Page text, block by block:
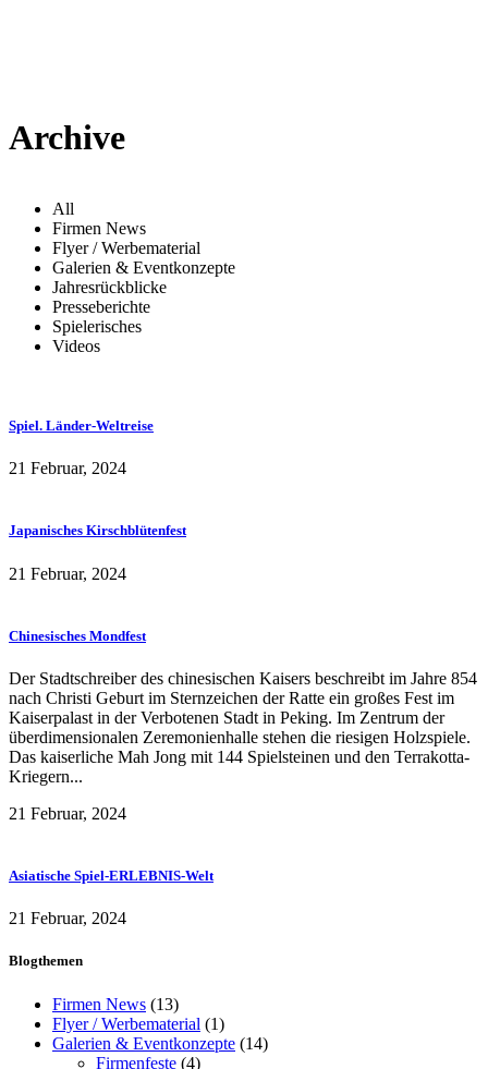
Archive
All
Firmen News
Flyer / Werbematerial
Galerien & Eventkonzepte
Jahresrückblicke
Presseberichte
Spielerisches
Videos
Spiel. Länder-Weltreise
21 Februar, 2024
Japanisches Kirschblütenfest
21 Februar, 2024
Chinesisches Mondfest
Der Stadtschreiber des chinesischen Kaisers beschreibt im Jahre 854
nach Christi Geburt im Sternzeichen der Ratte ein großes Fest im
Kaiserpalast in der Verbotenen Stadt in Peking. Im Zentrum der
überdimensionalen Zeremonienhalle stehen die riesigen Holzspiele.
Das kaiserliche Mah Jong mit 144 Spielsteinen und den Terrakotta-
Kriegern...
21 Februar, 2024
Asiatische Spiel-ERLEBNIS-Welt
21 Februar, 2024
Blogthemen
Firmen News (13)
Flyer / Werbematerial (1)
Galerien & Eventkonzepte (14)
Firmenfeste (4)